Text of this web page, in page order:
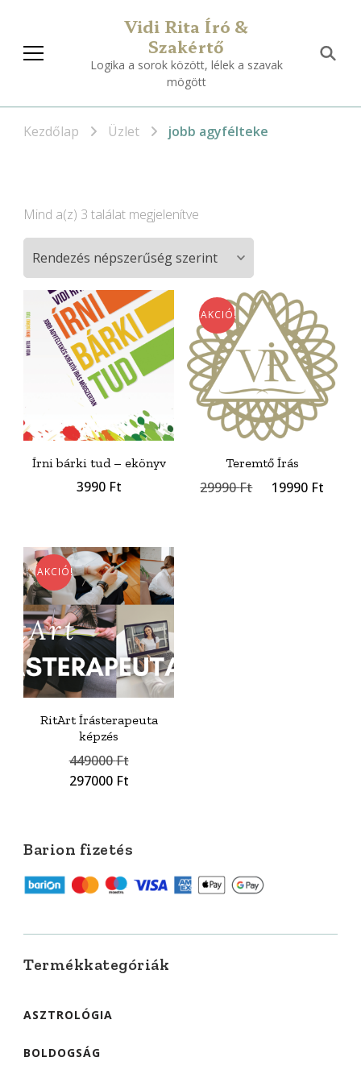
Vidi Rita Író &
Szakértő
Logika a sorok között, lélek a szavak
mögött
Kezdőlap Üzlet jobb agyfélteke
Mind a(z) 3 találat megjelenítve
by
popularity
Írni bárki tud – ekönyv
3990 Ft
AKCIÓ!
Teremtő Írás
29990Ft
Original
19990 Ft
AKCIÓ!
RitArt Írásterapeuta
képzés
449000Ft
297000 Ft
Barion fizetés
Termékkategóriák
ASZTROLÓGIA
BOLDOGSÁG